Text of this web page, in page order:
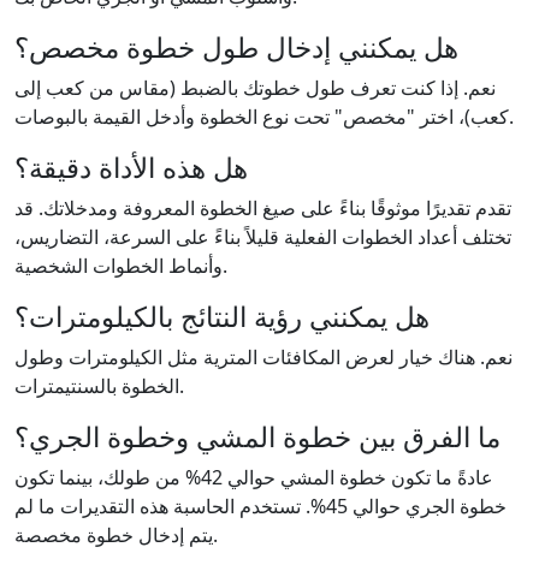
هل يمكنني إدخال طول خطوة مخصص؟
نعم. إذا كنت تعرف طول خطوتك بالضبط (مقاس من كعب إلى
كعب)، اختر "مخصص" تحت نوع الخطوة وأدخل القيمة بالبوصات.
هل هذه الأداة دقيقة؟
تقدم تقديرًا موثوقًا بناءً على صيغ الخطوة المعروفة ومدخلاتك. قد
تختلف أعداد الخطوات الفعلية قليلاً بناءً على السرعة، التضاريس،
وأنماط الخطوات الشخصية.
هل يمكنني رؤية النتائج بالكيلومترات؟
نعم. هناك خيار لعرض المكافئات المترية مثل الكيلومترات وطول
الخطوة بالسنتيمترات.
ما الفرق بين خطوة المشي وخطوة الجري؟
عادةً ما تكون خطوة المشي حوالي 42% من طولك، بينما تكون
خطوة الجري حوالي 45%. تستخدم الحاسبة هذه التقديرات ما لم
يتم إدخال خطوة مخصصة.